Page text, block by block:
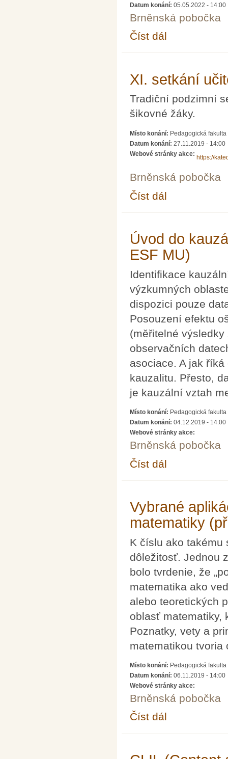
Datum konání: 05.05.2022 - 14:00
Brněnská pobočka
Číst dál
XI. setkání
Tradiční podzimní
šikovné žáky.
Místo konání: Pedagogická
Datum konání: 27.11.2019 - 14:00
Webové stránky akce:
https://
Brněnská pobočka
Číst dál
Úvod do
ESF MU)
Identifikace
výzkumných
dispozici pouze
Posouzení efektu
(měřitelné
observačních
asociace. A jak
kauzalitu. Přesto,
je kauzální vztah
Místo konání: Pedagogická
Datum konání: 04.12.2019 - 14:00
Webové stránky akce:
Brněnská pobočka
Číst dál
Vybrané
matematiky
K číslu ako takému
dôležitosť. Jednou
bolo tvrdenie, že
matematika ako
alebo teoretických
oblasť matematiky,
Poznatky, vety a
matematikou tvoria
Místo konání: Pedagogická
Datum konání: 06.11.2019 - 14:00
Webové stránky akce:
Brněnská pobočka
Číst dál